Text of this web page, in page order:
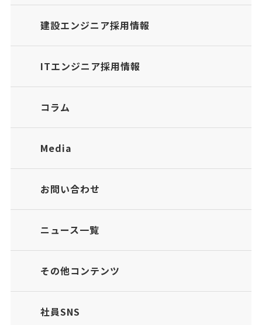
建設エンジニア採用情報
ITエンジニア採用情報
コラム
Media
お問い合わせ
ニュース一覧
その他コンテンツ
社員SNS